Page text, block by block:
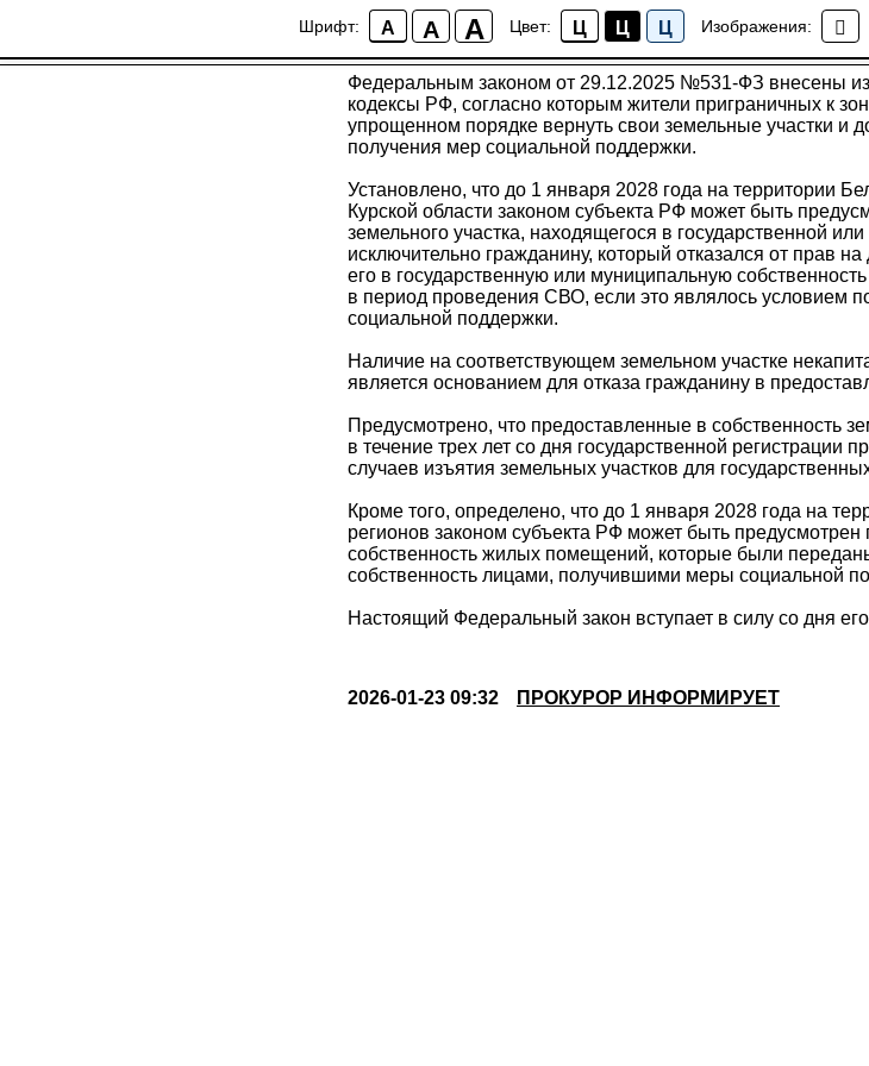
Шрифт: A A A Цвет: Ц Ц Ц Изображения:
Новости района
Коптевская межрайонная прокуратура города
Земельный и Жилищный кодексы РФ
Федеральным законом от 29.12.2025 №531-ФЗ внесены
кодексы РФ, согласно которым жители приграничных к
упрощенном порядке вернуть свои земельные участки и
получения мер социальной поддержки.
Установлено, что до 1 января 2028 года на территории
Курской области законом субъекта РФ может быть
земельного участка, находящегося в государственной
исключительно гражданину, который отказался от прав
его в государственную или муниципальную
в период проведения СВО, если это являлось условием
социальной поддержки.
Наличие на соответствующем земельном участке
является основанием для отказа гражданину в
Предусмотрено, что предоставленные в собственность
в течение трех лет со дня государственной регистрации
случаев изъятия земельных участков для
Кроме того, определено, что до 1 января 2028 года на
регионов законом субъекта РФ может быть
собственность жилых помещений, которые были
собственность лицами, получившими меры социальной
Настоящий Федеральный закон вступает в силу со дня
2026-01-23 09:32 ПРОКУРОР ИНФОРМИРУЕТ